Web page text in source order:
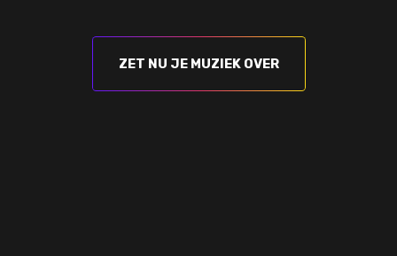
ZET NU JE MUZIEK OVER